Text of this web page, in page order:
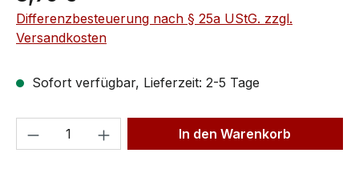
Differenzbesteuerung nach § 25a UStG. zzgl.
Versandkosten
Sofort verfügbar, Lieferzeit: 2-5 Tage
In den Warenkorb